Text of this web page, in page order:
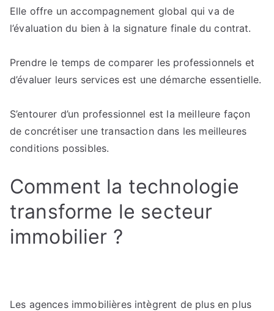
Elle offre un accompagnement global qui va de
l’évaluation du bien à la signature finale du contrat.
Prendre le temps de comparer les professionnels et
d’évaluer leurs services est une démarche essentielle.
S’entourer d’un professionnel est la meilleure façon
de concrétiser une transaction dans les meilleures
conditions possibles.
Comment la technologie
transforme le secteur
immobilier ?
Les agences immobilières intègrent de plus en plus